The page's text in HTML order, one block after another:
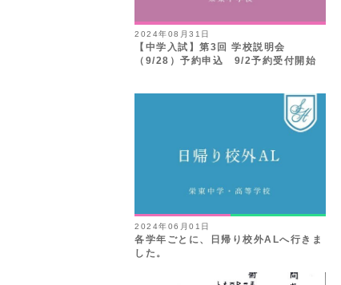
2024年08月31日
【中学入試】第3回 学校説明会
（9/28）予約申込 9/2予約受付開始
2024年06月01日
各学年ごとに、日帰り校外ALへ行きま
した。